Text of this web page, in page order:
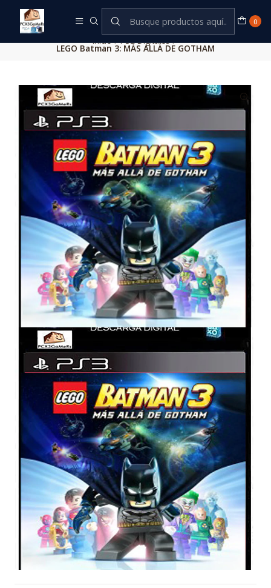
0
Inicio PS3 Digitales
LEGO Batman 3: MÁS ALLÁ DE GOTHAM